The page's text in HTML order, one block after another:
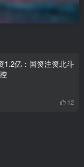
1.2亿：国资注资北斗
12